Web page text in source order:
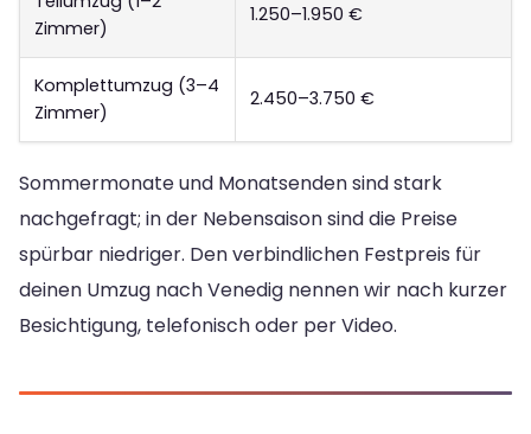
Zimmer)
1.250–1.950 €
Komplettumzug (3–4
Zimmer)
2.450–3.750 €
Sommermonate und Monatsenden sind stark
nachgefragt; in der Nebensaison sind die Preise
spürbar niedriger. Den verbindlichen Festpreis für
deinen Umzug nach Venedig nennen wir nach kurzer
Besichtigung, telefonisch oder per Video.